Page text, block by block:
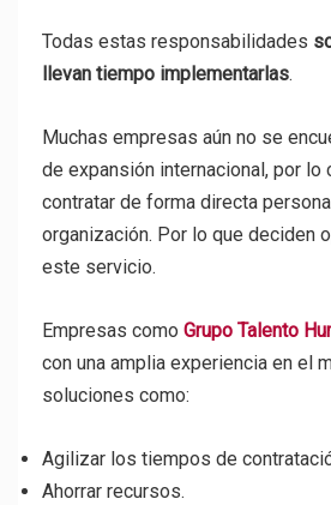
Todas estas responsabilidades
llevan tiempo implementarlas.
Muchas empresas aún no se
de expansión internacional, por lo
contratar de forma directa
organización. Por lo que deciden
este servicio.
Empresas como Grupo Talento
con una amplia experiencia en el
soluciones como:
Agilizar los tiempos de
Ahorrar recursos.